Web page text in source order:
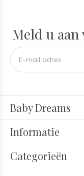
Meld u
Baby Dreams
Informatie
Categorieën